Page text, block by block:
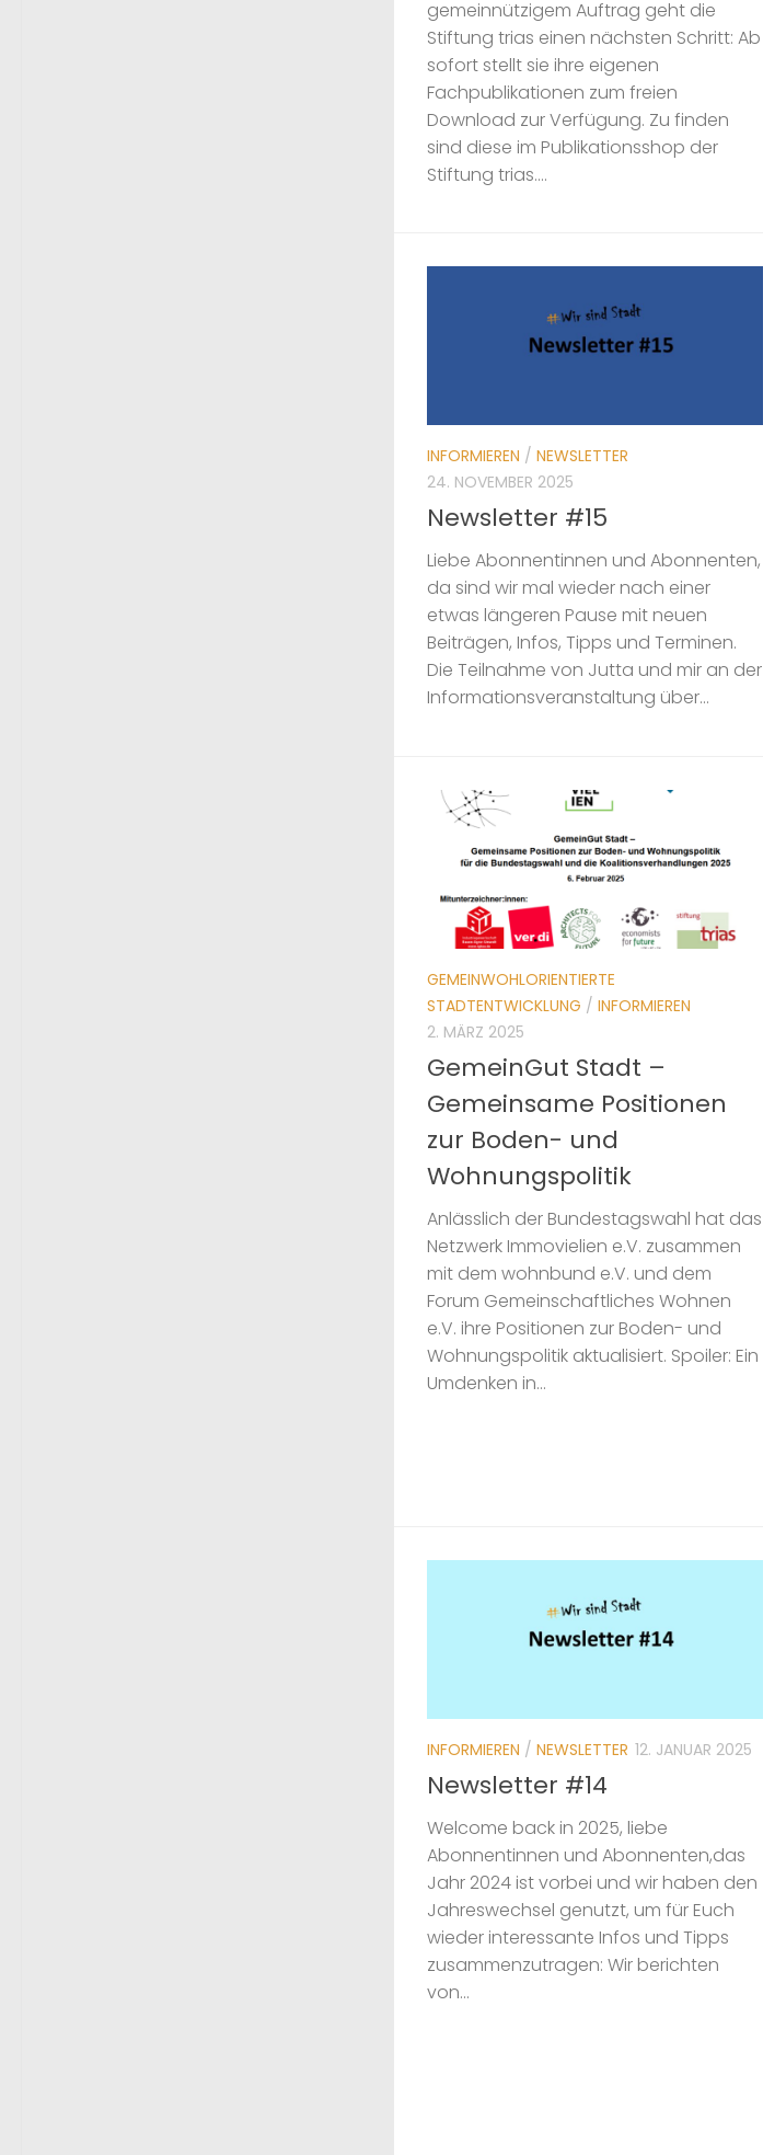
gemeinnützigem Auftrag geht die
Stiftung trias einen nächsten Schritt: Ab
sofort stellt sie ihre eigenen
Fachpublikationen zum freien
Download zur Verfügung. Zu finden
sind diese im Publikationsshop der
Stiftung trias....
INFORMIEREN / NEWSLETTER
24. NOVEMBER 2025
Newsletter #15
Liebe Abonnentinnen und Abonnenten,
da sind wir mal wieder nach einer
etwas längeren Pause mit neuen
Beiträgen, Infos, Tipps und Terminen.
Die Teilnahme von Jutta und mir an der
Informationsveranstaltung über...
GEMEINWOHLORIENTIERTE
STADTENTWICKLUNG / INFORMIEREN
2. MÄRZ 2025
GemeinGut Stadt –
Gemeinsame Positionen
zur Boden- und
Wohnungspolitik
Anlässlich der Bundestagswahl hat das
Netzwerk Immovielien e.V. zusammen
mit dem wohnbund e.V. und dem
Forum Gemeinschaftliches Wohnen
e.V. ihre Positionen zur Boden- und
Wohnungspolitik aktualisiert. Spoiler: Ein
Umdenken in...
INFORMIEREN / NEWSLETTER 12. JANUAR 2025
Newsletter #14
Welcome back in 2025, liebe
Abonnentinnen und Abonnenten,das
Jahr 2024 ist vorbei und wir haben den
Jahreswechsel genutzt, um für Euch
wieder interessante Infos und Tipps
zusammenzutragen: Wir berichten
von...